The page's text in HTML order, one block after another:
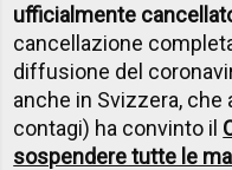
ufficialmente
cancellazione
diffusione del
anche in Svizzera, che
contagi) ha convinto il
sospendere tutte le